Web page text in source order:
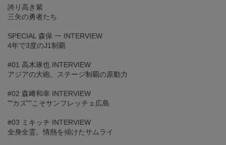
誇り高き紫
三矢の勇者たち
SPECIAL 森保 一 INTERVIEW
4年で3度のJ1制覇
#01 高木琢也 INTERVIEW
アジアの大砲、ステージ制覇の原動力
#02 森﨑和幸 INTERVIEW
""カズ""こそサンフレッチェ広島
#03 ミキッチ INTERVIEW
全身全霊。情熱を傾けたサムライ